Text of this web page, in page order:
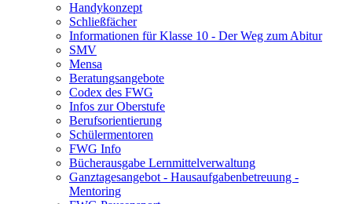
Handykonzept
Schließfächer
Informationen für Klasse 10 - Der Weg zum Abitur
SMV
Mensa
Beratungsangebote
Codex des FWG
Infos zur Oberstufe
Berufsorientierung
Schülermentoren
FWG Info
Bücherausgabe Lernmittelverwaltung
Ganztagesangebot - Hausaufgabenbetreuung -
Mentoring